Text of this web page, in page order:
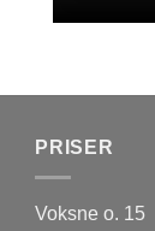
PRISER
Voksne o.